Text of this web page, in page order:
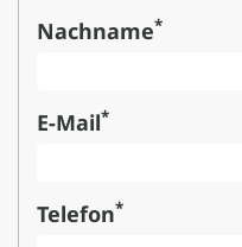
Nachname*
E-Mail*
Telefon*